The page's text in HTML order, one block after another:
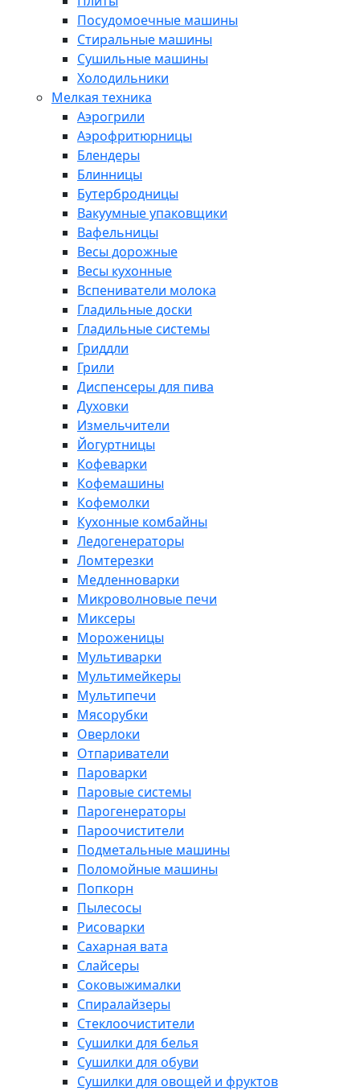
Посудомоечные машины
Стиральные машины
Сушильные машины
Холодильники
Мелкая техника
Аэрогрили
Аэрофритюрницы
Блендеры
Блинницы
Бутербродницы
Вакуумные упаковщики
Вафельницы
Весы дорожные
Весы кухонные
Вспениватели молока
Гладильные доски
Гладильные системы
Гриддли
Грили
Диспенсеры для пива
Духовки
Измельчители
Йогуртницы
Кофеварки
Кофемашины
Кофемолки
Кухонные комбайны
Ледогенераторы
Ломтерезки
Медленноварки
Микроволновые печи
Миксеры
Мороженицы
Мультиварки
Мультимейкеры
Мультипечи
Мясорубки
Оверлоки
Отпариватели
Пароварки
Паровые системы
Парогенераторы
Пароочистители
Подметальные машины
Поломойные машины
Попкорн
Пылесосы
Рисоварки
Сахарная вата
Слайсеры
Соковыжималки
Спиралайзеры
Стеклоочистители
Сушилки для белья
Сушилки для обуви
Сушилки для овощей и фруктов